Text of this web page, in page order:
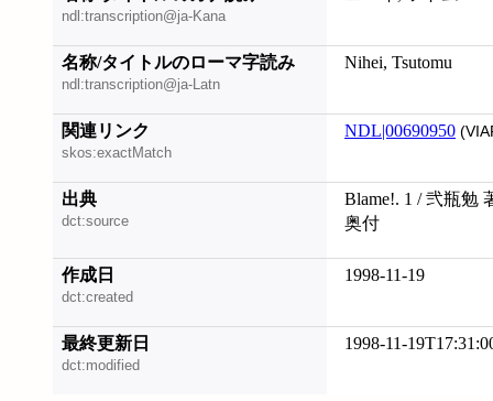
ndl:transcription@ja-Kana
名称/タイトルのローマ字読み
ndl:transcription@ja-Latn
Nihei, Tsutomu
関連リンク
skos:exactMatch
NDL|00690950
出典
dct:source
Blame!. 1 / 弐瓶勉
奥付
作成日
dct:created
1998-11-19
最終更新日
dct:modified
1998-11-